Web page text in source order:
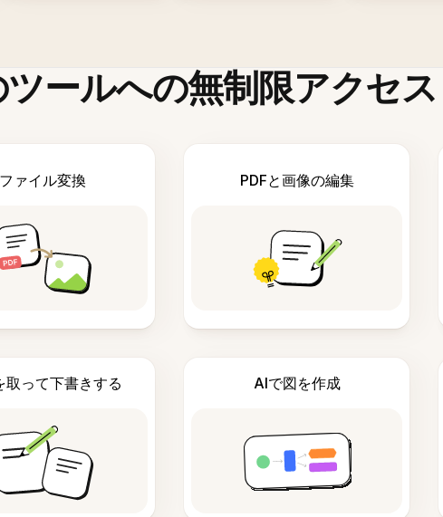
ールへの無制限アクセス
ファイル変換 PDFと画像の編集
取って下書きする AIで図を作成